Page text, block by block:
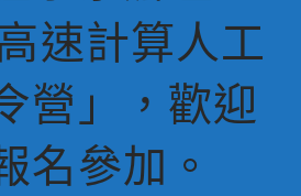
速計算人工
營」，歡迎
名參加。